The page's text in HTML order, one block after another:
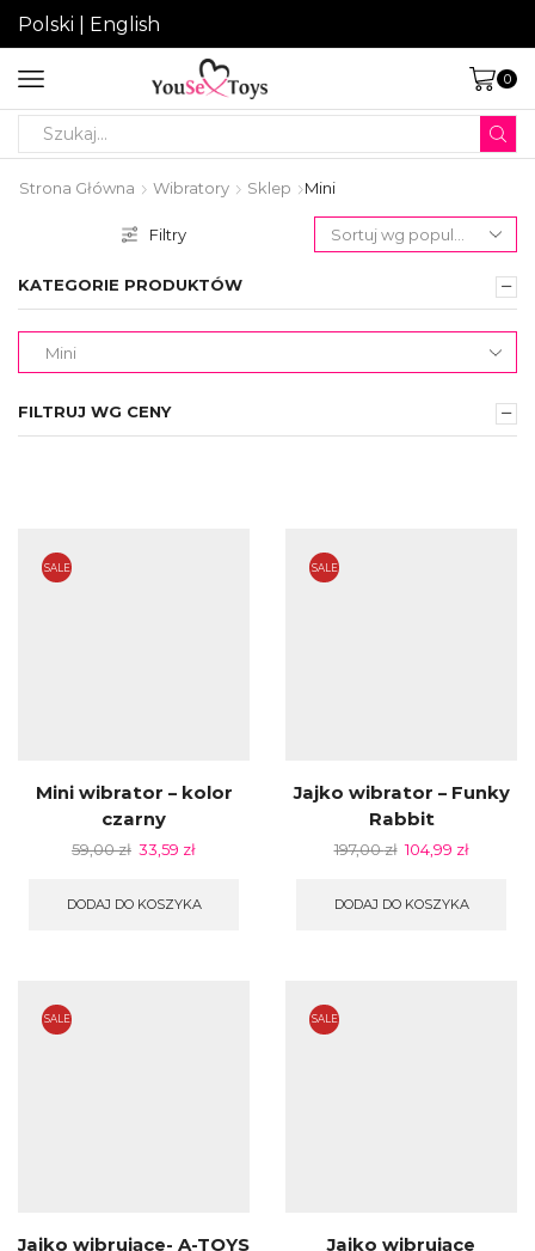
Polski English
0
Strona Główna Wibratory Sklep Mini
Filtry
KATEGORIE PRODUKTÓW
FILTRUJ WG CENY
SALE
Mini wibrator – kolor
czarny
59,00zł 33,59 zł
DODAJ DO KOSZYKA
SALE
Jajko wibrator – Funky
Rabbit
197,00zł 104,99 zł
DODAJ DO KOSZYKA
SALE
Jajko wibrujące- A-TOYS
SALE
Jajko wibrujące